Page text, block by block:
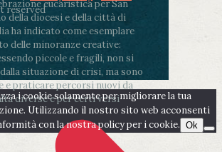
eucaristica per San
della diocesi e della città di
ha indicato come esemplare
delle minoranze creative:
piccole e fragili, non si
situazione di crisi, ma sono
e praticare percorsi nuovi da
diverse e per certi versi
reserved
i cookie solamente per migliorare la tua
Utilizzando il nostro sito web acconsenti
con la nostra policy per i cookie. Ok